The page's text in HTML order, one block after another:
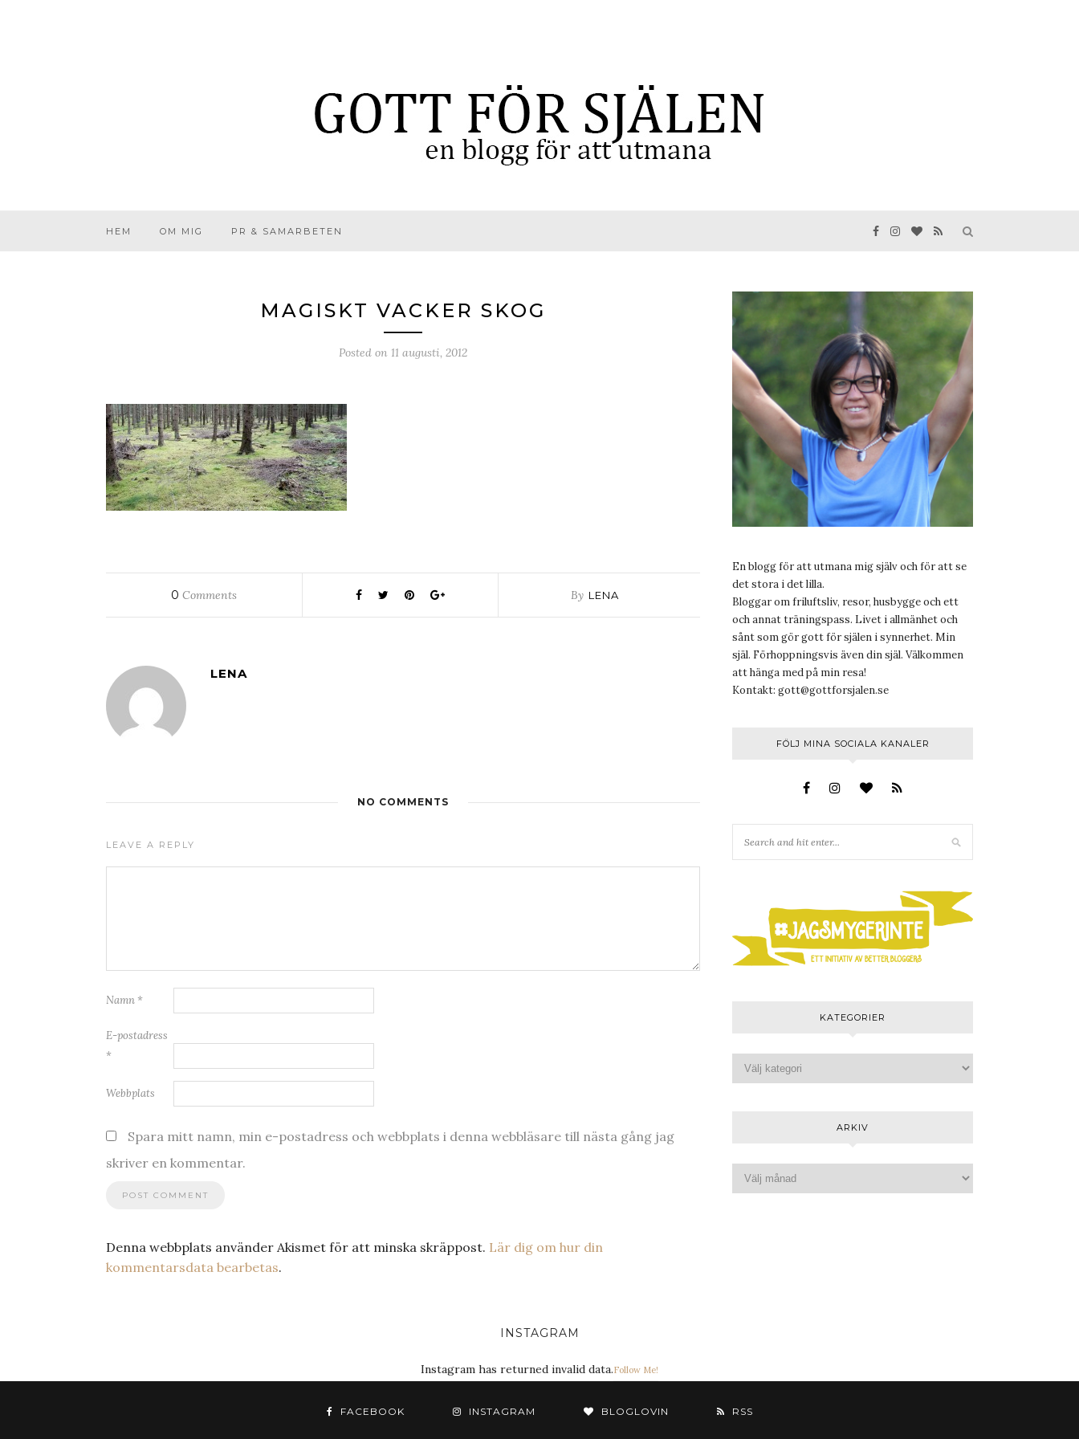
HEM OM MIG PR & SAMARBETEN
MAGISKT VACKER SKOG
Posted on 11 augusti, 2012
0 Comments By LENA
LENA
NO COMMENTS
LEAVE A REPLY
Namn *
E-postadress
*
Webbplats
Spara mitt namn, min e-postadress och webbplats i denna webbläsare till nästa gång jag
skriver en kommentar.
Denna webbplats använder Akismet för att minska skräppost. Lär dig om hur din
kommentarsdata bearbetas.
En blogg för att utmana mig själv och för att se
det stora i det lilla.
Bloggar om friluftsliv, resor, husbygge och ett
och annat träningspass. Livet i allmänhet och
sånt som gör gott för själen i synnerhet. Min
själ. Förhoppningsvis även din själ. Välkommen
att hänga med på min resa!
Kontakt: gott@gottforsjalen.se
FÖLJ MINA SOCIALA KANALER
KATEGORIER
ARKIV
INSTAGRAM
Instagram has returned invalid data.Follow Me!
FACEBOOK INSTAGRAM BLOGLOVIN RSS